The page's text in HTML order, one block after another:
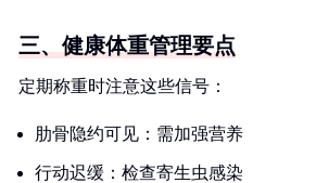
三、健康体重管理要点
定期称重时注意这些信号：
肋骨隐约可见：需加强营养
行动迟缓：检查寄生虫感染